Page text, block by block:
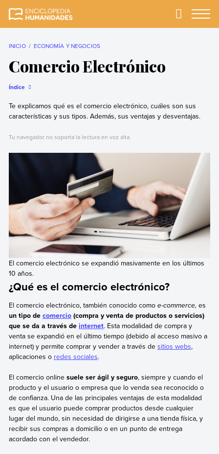
completa y más
Primary
INICIO ECONOMÍA Y NEGOCIOS
Comercio Electrónico
Índice
Te explicamos qué es el comercio electrónico, cuáles son sus
características y sus tipos. Además, sus ventajas y desventajas.
Tu navegador no soporta la lectura en voz alta.
El comercio electrónico se expandió masivamente en los últimos
10 años.
¿Qué es el comercio electrónico?
El comercio electrónico, también conocido como e-commerce, es
un tipo de comercio(compra y venta de productos o servicios)
que se da a través de internet. Esta modalidad de compra y
venta se expandió en el último tiempo (debido al acceso masivo a
internet) y permite comprar y vender a través de sitios webs,
aplicaciones o redes sociales.
El comercio online suele ser ágil y seguro, siempre y cuando el
producto y el usuario o empresa que lo venda sea reconocido o
de confianza. Una de las principales ventajas de esta modalidad
es que el usuario puede comprar productos desde cualquier
lugar del mundo, sin necesidad de dirigirse a una tienda física, y
recibir sus compras a domicilio o en un punto de entrega
acordado con el vendedor.